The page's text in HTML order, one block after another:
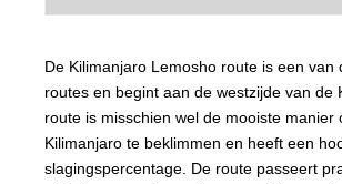
De Kilimanjaro Lemosho route is een van
routes en begint aan de westzijde van de
route is misschien wel de mooiste manier
Kilimanjaro te beklimmen en heeft een
slagingspercentage. De route passeert